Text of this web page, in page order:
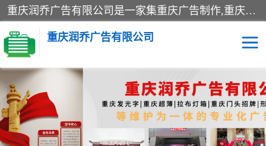
重庆润乔广告有限公司是一家集重庆广告制作,重庆标识标牌,亚克力发光字,led发光字,树脂发光字,超薄灯箱,拉布灯箱,吸塑灯箱,门头招牌,企业形象墙,写真喷绘,x展架,拉网展架,广告展架,条幅,锦旗设计,制作,施工,维护为一体的专业化广告公司.
重庆润乔广告有限公司
招牌类 发光字类
灯箱类 形象墙类